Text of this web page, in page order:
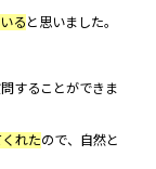
る と思いました。
することができま
れたので、自然と